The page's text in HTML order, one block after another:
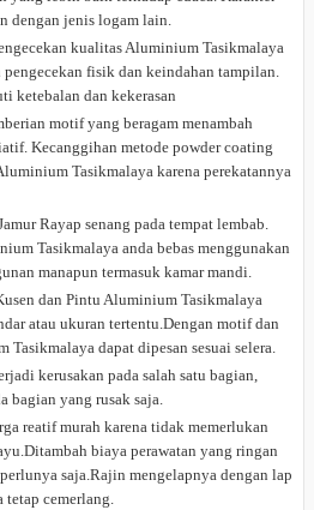
dengan jenis logam lain.
kualitas Aluminium Tasikmalaya
fisik dan keindahan tampilan.
ketebalan dan kekerasan
motif yang beragam menambah
Kecanggihan metode powder coating
Tasikmalaya karena perekatannya
Rayap senang pada tempat lembab.
Tasikmalaya anda bebas menggunakan
manapun termasuk kamar mandi.
dan Pintu Aluminium Tasikmalaya
atau ukuran tertentu.Dengan motif dan
dapat dipesan sesuai selera.
kerusakan pada salah satu bagian,
bagian yang rusak saja.
reatif murah karena tidak memerlukan
biaya perawatan yang ringan
saja.Rajin mengelapnya dengan lap
tetap cemerlang.